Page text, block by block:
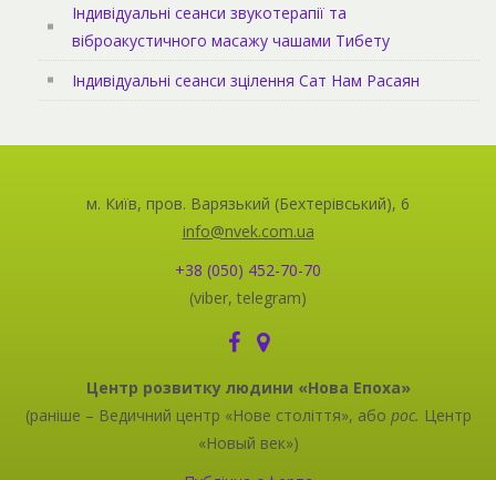
Індивідуальні сеанси звукотерапії та
віброакустичного масажу чашами Тибету
Індивідуальні сеанси зцілення Сат Нам Расаян
м. Київ, пров. Варязький (Бехтерівський), 6
info@nvek.com.ua
+38 (050) 452-70-70
(viber, telegram)
Центр розвитку людини «Нова Епоха»
(раніше – Ведичний центр «Нове століття», або рос. Центр
«Новый век»)